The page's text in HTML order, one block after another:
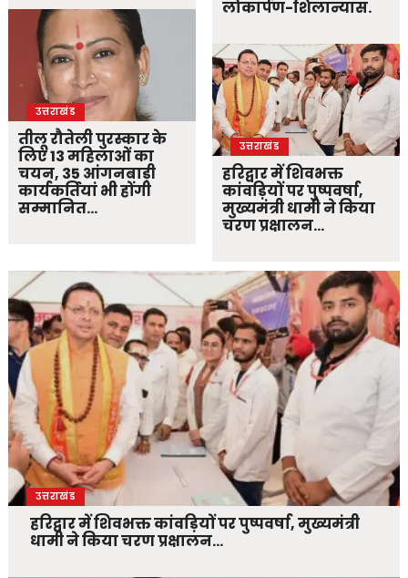
उत्तराखंड
तीलू रौतेली पुरस्कार के
लिए 13 महिलाओं का
चयन, 35 आंगनबाड़ी
कार्यकर्तियां भी होंगी
सम्मानित…
लोकार्पण-शिलान्यास.
उत्तराखंड
हरिद्वार में शिवभक्त
कांवड़ियों पर पुष्पवर्षा,
मुख्यमंत्री धामी ने किया
चरण प्रक्षालन…
उत्तराखंड
हरिद्वार में शिवभक्त कांवड़ियों पर पुष्पवर्षा, मुख्यमंत्री
धामी ने किया चरण प्रक्षालन…